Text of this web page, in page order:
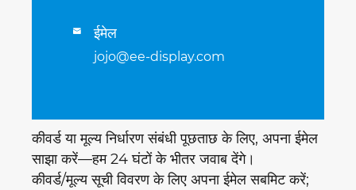
 ईमेल
jojo@ee-display.com
कीवर्ड या मूल्य निर्धारण संबंधी पूछताछ के लिए, अपना ईमेल
साझा करें—हम 24 घंटों के भीतर जवाब देंगे।
कीवर्ड/मूल्य सूची विवरण के लिए अपना ईमेल सबमिट करें;